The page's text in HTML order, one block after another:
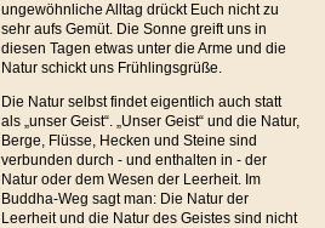
ungewöhnliche Alltag drückt Euch nicht zu
sehr aufs Gemüt. Die Sonne greift uns in
diesen Tagen etwas unter die Arme und die
Natur schickt uns Frühlingsgrüße.
Die Natur selbst findet eigentlich auch statt
als „unser Geist“. „Unser Geist“ und die Natur,
Berge, Flüsse, Hecken und Steine sind
verbunden durch - und enthalten in - der
Natur oder dem Wesen der Leerheit. Im
Buddha-Weg sagt man: Die Natur der
Leerheit und die Natur des Geistes sind nicht